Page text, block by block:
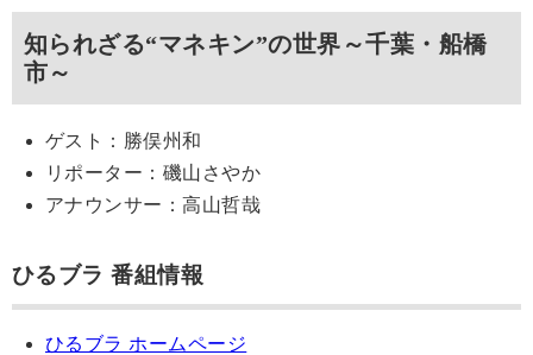
知られざる“マネキン”の世界～千葉・船橋
市～
ゲスト：勝俣州和
リポーター：磯山さやか
アナウンサー：高山哲哉
ひるブラ 番組情報
ひるブラ ホームページ